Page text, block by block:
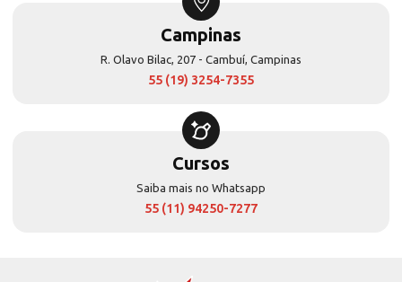
Campinas
R. Olavo Bilac, 207 - Cambuí, Campinas
55 (19) 3254-7355
Cursos
Saiba mais no Whatsapp
55 (11) 94250-7277